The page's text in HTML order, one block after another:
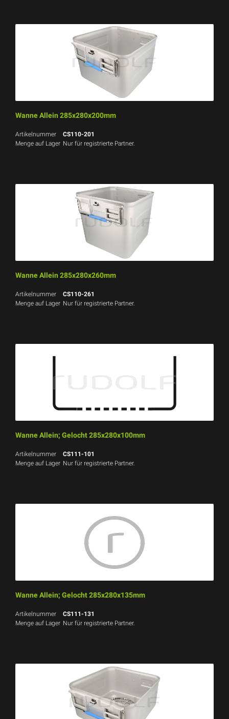
Wanne Allein 285x280x200mm
Artikelnummer
CS110-201
Menge auf Lager Nur für registrierte Partner.
Wanne Allein 285x280x260mm
Artikelnummer
CS110-261
Menge auf Lager Nur für registrierte Partner.
Wanne Allein; Gelocht 285x280x100mm
Artikelnummer
CS111-101
Menge auf Lager Nur für registrierte Partner.
Wanne Allein; Gelocht 285x280x135mm
Artikelnummer
CS111-131
Menge auf Lager Nur für registrierte Partner.